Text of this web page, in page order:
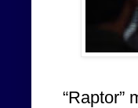
“Raptor”